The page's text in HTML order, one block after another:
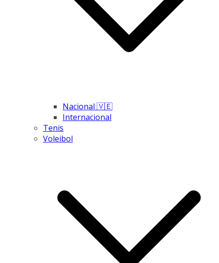
Nacional 🇻🇪
Internacional
Tenis
Voleibol